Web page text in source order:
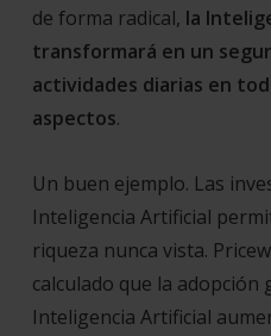
de forma radical, la
transformará en un
actividades diarias en
aspectos.
Un buen ejemplo. Las
Inteligencia Artificial
riqueza nunca vista.
calculado que la adopción
Inteligencia Artificial